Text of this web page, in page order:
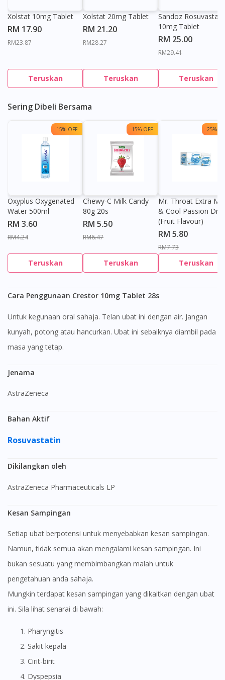
Xolstat 10mg Tablet
RM 17.90
RM23.87
Teruskan
Xolstat 20mg Tablet
RM 21.20
RM28.27
Teruskan
Sandoz
10mg Tablet
RM 25.00
RM29.41
Teruskan
Sering Dibeli Bersama
15% OFF
Oxyplus Oxygenated
Water 500ml
RM 3.60
RM4.24
Teruskan
15% OFF
Chewy-C Milk Candy
80g 20s
RM 5.50
RM6.47
Teruskan
25%
Mr. Throat Extra
& Cool Passion
(Fruit Flavour)
RM 5.80
RM7.73
Teruskan
Cara Penggunaan Crestor 10mg Tablet 28s
Untuk kegunaan oral sahaja. Telan ubat ini dengan air. Jangan
kunyah, potong atau hancurkan. Ubat ini sebaiknya diambil pada
masa yang tetap.
Jenama
AstraZeneca
Bahan Aktif
Rosuvastatin
Dikilangkan oleh
AstraZeneca Pharmaceuticals LP
Kesan Sampingan
Setiap ubat berpotensi untuk menyebabkan kesan sampingan.
Namun, tidak semua akan mengalami kesan sampingan. Ini
bukan sesuatu yang membimbangkan malah untuk
pengetahuan anda sahaja.
Mungkin terdapat kesan sampingan yang dikaitkan dengan ubat
ini. Sila lihat senarai di bawah:
Pharyngitis
Sakit kepala
Cirit-birit
Dyspepsia